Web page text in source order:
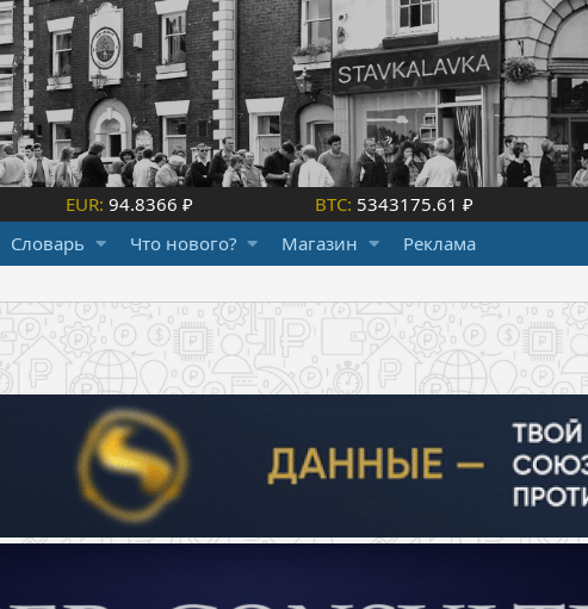
EUR: 94.8366 ₽ BTC: 5343175.61 ₽
Словарь Что нового? Магазин Реклама